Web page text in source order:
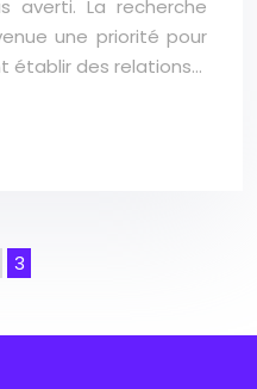
averti. La recherche
une priorité pour
établir des relations…
3